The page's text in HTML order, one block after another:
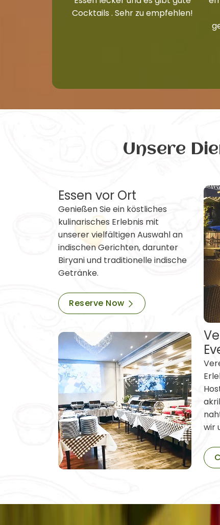
Cocktails . Sehr zu empfehlen!
Unsere
Essen vor Ort
Genießen Sie ein köstliches
kulinarisches Erlebnis mit
unserer vielfältigen Auswahl an
indischen Gerichten, darunter
Biryani und traditionelle indische
Getränke.
Reserve Now
wir